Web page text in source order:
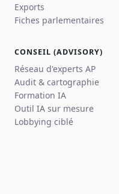
Exports
Fiches parlementaires
CONSEIL (ADVISORY)
Réseau d'experts AP
Audit & cartographie
Formation IA
Outil IA sur mesure
Lobbying ciblé